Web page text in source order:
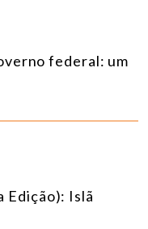
federal: um
Edição): Islã